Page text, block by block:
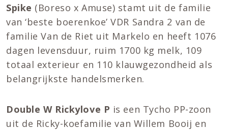
Spike (Boreso x Amuse) stamt uit de familie
van ‘beste boerenkoe’ VDR Sandra 2 van de
familie Van de Riet uit Markelo en heeft 1076
dagen levensduur, ruim 1700 kg melk, 109
totaal exterieur en 110 klauwgezondheid als
belangrijkste handelsmerken.
Double W Rickylove P is een Tycho PP-zoon
uit de Ricky-koefamilie van Willem Booij en